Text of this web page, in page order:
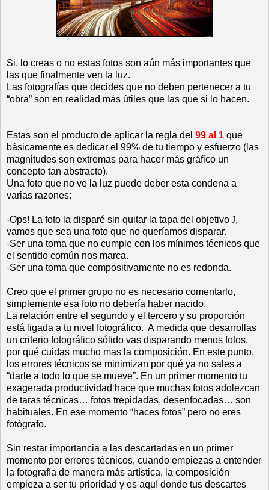
Si, lo creas o no estas fotos son aún más importantes que
las que finalmente ven la luz.
Las fotografías que decides que no deben pertenecer a tu
“obra” son en realidad más útiles que las que si lo hacen.
Estas son el producto de aplicar la regla del 99 al 1 que
básicamente es dedicar el 99% de tu tiempo y esfuerzo (las
magnitudes son extremas para hacer más gráfico un
concepto tan abstracto).
Una foto que no ve la luz puede deber esta condena a
varias razones:
-Ops! La foto la disparé sin quitar la tapa del objetivo J,
vamos que sea una foto que no queríamos disparar.
-Ser una toma que no cumple con los mínimos técnicos que
el sentido común nos marca.
-Ser una toma que compositivamente no es redonda.
Creo que el primer grupo no es necesario comentarlo,
simplemente esa foto no debería haber nacido.
La relación entre el segundo y el tercero y su proporción
está ligada a tu nivel fotográfico. A medida que desarrollas
un criterio fotográfico sólido vas disparando menos fotos,
por qué cuidas mucho mas la composición. En este punto,
los errores técnicos se minimizan por qué ya no sales a
“darle a todo lo que se mueve”. En un primer momento tu
exagerada productividad hace que muchas fotos adolezcan
de taras técnicas… fotos trepidadas, desenfocadas… son
habituales. En ese momento “haces fotos” pero no eres
fotógrafo.
Sin restar importancia a las descartadas en un primer
momento por errores técnicos, cuando empiezas a entender
la fotografía de manera más artística, la composición
empieza a ser tu prioridad y es aquí donde tus descartes